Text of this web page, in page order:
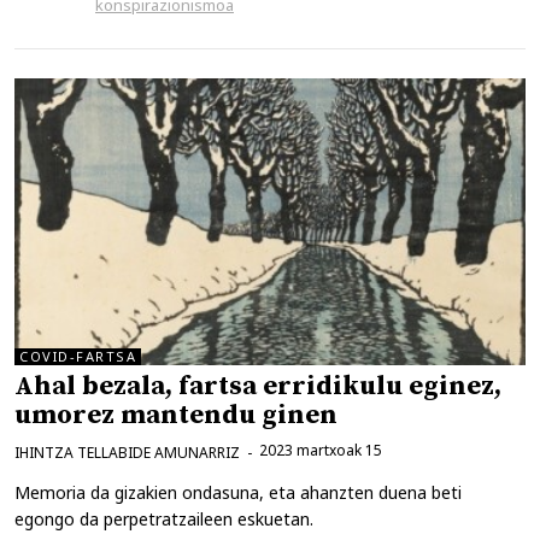
konspirazionismoa
COVID-FARTSA
Ahal bezala, fartsa erridikulu eginez,
umorez mantendu ginen
2023 martxoak 15
IHINTZA TELLABIDE AMUNARRIZ
Memoria da gizakien ondasuna, eta ahanzten duena beti
egongo da perpetratzaileen eskuetan.